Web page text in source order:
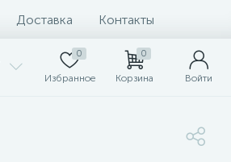
Доставка Контакты
0
Избранное
0
Корзина Войти